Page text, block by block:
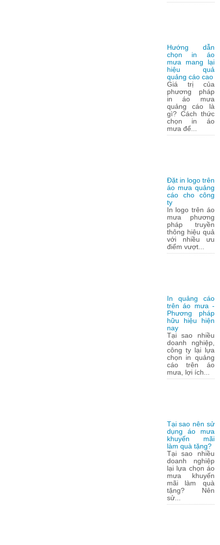
Hướng dẫn
chọn in áo
mưa mang lại
hiệu quả
quảng cáo cao
Giá trị của
phương pháp
in áo mưa
quảng cáo là
gì? Cách thức
chọn in áo
mưa để...
Đặt in logo trên
áo mưa quảng
cáo cho công
ty
In logo trên áo
mưa phương
pháp truyền
thông hiệu quả
với nhiều ưu
điểm vượt...
In quảng cáo
trên áo mưa -
Phương pháp
hữu hiệu hiện
nay
Tại sao nhiều
doanh nghiệp,
công ty lại lựa
chọn in quảng
cáo trên áo
mưa, lợi ích...
Tại sao nên sử
dụng áo mưa
khuyến mãi
làm quà tặng?
Tại sao nhiều
doanh nghiệp
lại lựa chọn áo
mưa khuyến
mãi làm quà
tặng? Nên
sử...